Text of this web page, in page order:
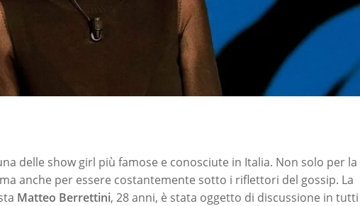
delle show girl più famose e conosciute in Italia. Non solo per la
anche per essere costantemente sotto i riflettori del gossip. La
Matteo Berrettini, 28 anni, è stata oggetto di discussione in tutti